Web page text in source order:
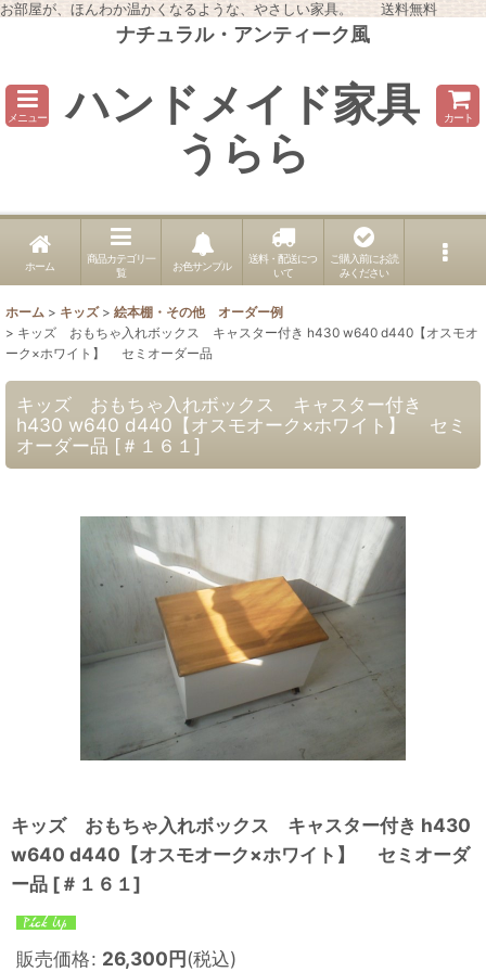
お部屋が、ほんわか温かくなるような、やさしい家具。 送料無料
ナチュラル・アンティーク風
メニュー ハンドメイド家具
うらら
カート
ホーム
商品カテゴリ一
覧
お色サンプル
送料・配送につ
いて
ご購入前にお読
みください
ホーム > キッズ > 絵本棚・その他 オーダー例
> キッズ おもちゃ入れボックス キャスター付き h430 w640 d440【オスモオ
ーク×ホワイト】 セミオーダー品
キッズ おもちゃ入れボックス キャスター付き
h430 w640 d440【オスモオーク×ホワイト】 セミ
オーダー品 [＃１６１ ]
キッズ おもちゃ入れボックス キャスター付き h430
w640 d440【オスモオーク×ホワイト】 セミオーダ
ー品 [＃１６１]
販売価格: 26,300円(税込)